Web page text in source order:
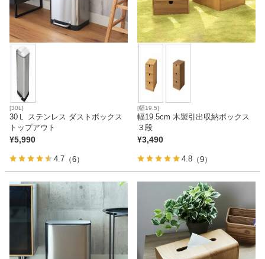
[30L]
30Ｌ ステンレス ダストボックス
トップアウト
¥5,990
4.7 （6）
[幅19.5]
幅19.5cm 木製引出収納ボックス
３段
¥3,490
4.8 （9）